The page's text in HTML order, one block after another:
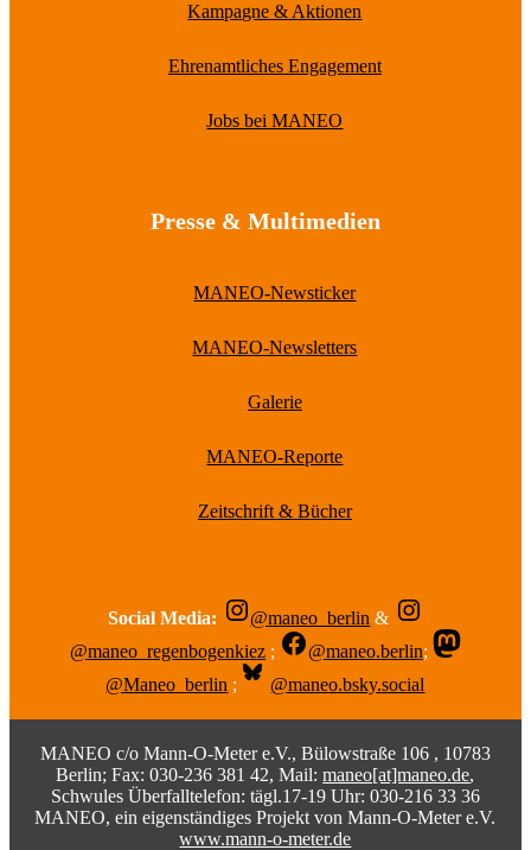
Kampagne & Aktionen
Ehrenamtliches Engagement
Jobs bei MANEO
Presse & Multimedien
MANEO-Newsticker
MANEO-Newsletters
Galerie
MANEO-Reporte
Zeitschrift & Bücher
Social Media: @maneo_berlin &
@maneo_regenbogenkiez ; @maneo.berlin;
@Maneo_berlin ; @maneo.bsky.social
MANEO c/o Mann-O-Meter e.V., Bülowstraße 106 , 10783
Berlin; Fax: 030-236 381 42, Mail:maneo[at]maneo.de,
Schwules Überfalltelefon: tägl.17-19 Uhr: 030-216 33 36
MANEO, ein eigenständiges Projekt von Mann-O-Meter e.V.
www.mann-o-meter.de